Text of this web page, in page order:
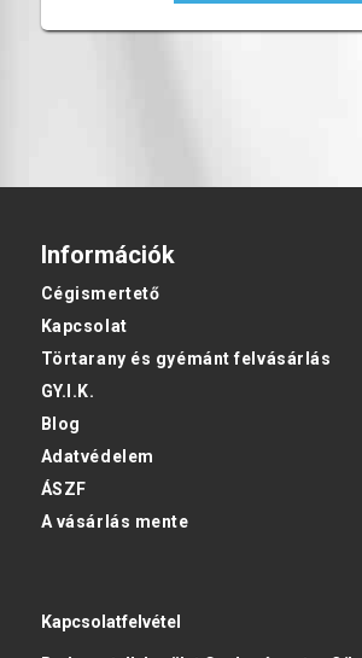
Információk
Cégismertető
Kapcsolat
Törtarany és gyémánt felvásárlás
GY.I.K.
Blog
Adatvédelem
ÁSZF
A vásárlás mente
Kapcsolatfelvétel